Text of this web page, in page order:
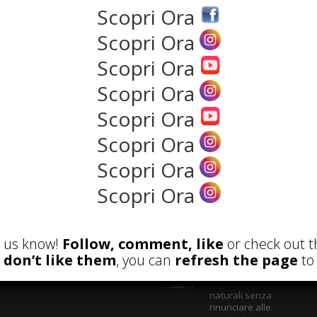
Parete Respira
ecologica: come
costruire con materiali
naturali senza
rinunciare alle
Scopri Ora
Scopri Ora
Scopri Ora
Scopri Ora
Scopri Ora
Scopri Ora
Scopri Ora
Scopri Ora
know! Follow, comment, like or check out
like them, you can refresh the page to